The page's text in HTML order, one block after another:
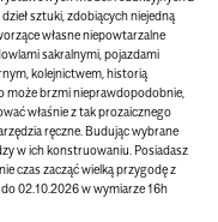
sztuki, zdobiących niejedną
własne niepowtarzalne
sakralnymi, pojazdami
kolejnictwem, historią
może brzmi nieprawdopodobnie,
właśnie z tak prozaicznego
ręczne. Budując wybrane
w ich konstruowaniu. Posiadasz
czas zacząć wielką przygodę z
02.10.2026 w wymiarze 16h